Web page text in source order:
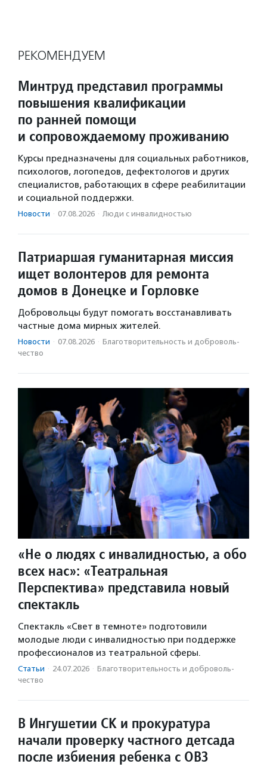
РЕКОМЕНДУЕМ
Минтруд представил программы
повышения квалификации
по ранней помощи
и сопровождаемому проживанию
Курсы предназначены для социальных работников,
психологов, логопедов, дефектологов и других
специалистов, работающих в сфере реабилитации
и социальной поддержки.
Новости · 07.08.2026 · Люди с инвалидностью
Патриаршая гуманитарная миссия
ищет волонтеров для ремонта
домов в Донецке и Горловке
Добровольцы будут помогать восстанавливать
частные дома мирных жителей.
Новости · 07.08.2026 · Благотвори­тель­ность и доброволь­
чест­во
«Не о людях с инвалидностью, а обо
всех нас»: «Театральная
Перспектива» представила новый
спектакль
Спектакль «Свет в темноте» подготовили
молодые люди с инвалидностью при поддержке
профессионалов из театральной сферы.
Статьи · 24.07.2026 · Благотвори­тель­ность и доброволь­
чест­во
В Ингушетии СК и прокуратура
начали проверку частного детсада
после избиения ребенка с ОВЗ